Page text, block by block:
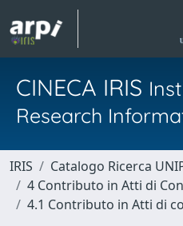
CINECA IRIS
Research
IRIS
Catalogo Ricerca
4 Contributo in Atti di
4.1 Contributo in Atti di